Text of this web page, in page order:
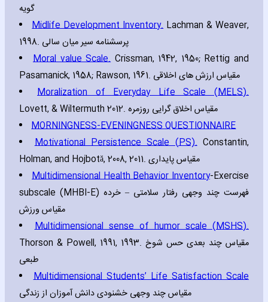
گویه
Midlife Development Inventory.Lachman & Weaver‚
1998. پرسشنامه سیر میان سالی
Moral value Scale.Crissman‚ 1942‚ 1950; Rettig and
Pasamanick‚ 1958; Rawson‚ 1961. مقیاس ارزش های اخلاقی
Moralization of Everyday Life Scale (MELS).
Lovett‚ & Wiltermuth
2012. مقیاس اخلاق گرایی روزمره
MORNINGNESS-EVENINGNESS QUESTIONNAIRE
Motivational Persistence Scale (PS).Constantin‚
Holman‚ and Hojbotă‚ 2008‚ 2011. مقیاس پایداری
Multidimensional Health Behavior Inventory-Exercise
subscale (MHBI-E) فهرست چند وجهی رفتار سلامتی – خرده
مقیاس ورزش
Multidimensional sense of humor scale (MSHS).
Thorson & Powell‚ 1991‚ 1993. مقیاس چند بعدی حس شوخ
طبعی
Multidimensional Students’ Life Satisfaction Scale
مقیاس چند وجهی خشنودی دانش آموزان از زندگی